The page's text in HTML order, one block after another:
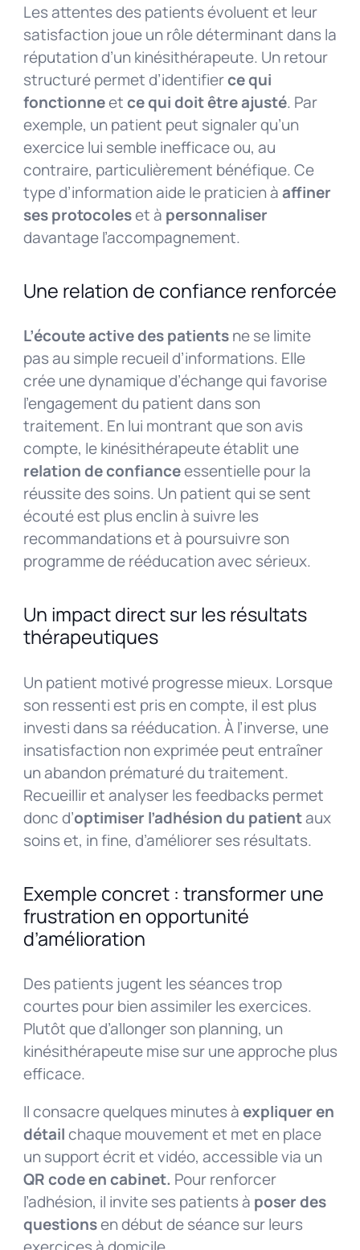
Les attentes des patients évoluent et leur
satisfaction joue un rôle déterminant dans la
réputation d’un kinésithérapeute. Un retour
structuré permet d’identifierce qui
fonctionneetce qui doit être ajusté. Par
exemple, un patient peut signaler qu’un
exercice lui semble inefficace ou, au
contraire, particulièrement bénéfique. Ce
type d’information aide le praticien àaffiner
ses protocoleset à personnaliser
davantage l’accompagnement.
Une relation de confiance renforcée
L’écoute active des patientsne se limite
pas au simple recueil d’informations. Elle
crée une dynamique d’échange qui favorise
l’engagement du patient dans son
traitement. En lui montrant que son avis
compte, le kinésithérapeute établit une
relation de confianceessentielle pour la
réussite des soins. Un patient qui se sent
écouté est plus enclin à suivre les
recommandations et à poursuivre son
programme de rééducation avec sérieux.
Un impact direct sur les résultats
thérapeutiques
Un patient motivé progresse mieux. Lorsque
son ressenti est pris en compte, il est plus
investi dans sa rééducation. À l’inverse, une
insatisfaction non exprimée peut entraîner
un abandon prématuré du traitement.
Recueillir et analyser les feedbacks permet
donc d’optimiser l’adhésion du patientaux
soins et, in fine, d’améliorer ses résultats.
Exemple concret : transformer une
frustration en opportunité
d’amélioration
Des patients jugent les séances trop
courtes pour bien assimiler les exercices.
Plutôt que d’allonger son planning, un
kinésithérapeute mise sur une approche plus
efficace.
Il consacre quelques minutes àexpliquer en
détailchaque mouvement et met en place
un support écrit et vidéo, accessible via un
QR code en cabinet. Pour renforcer
l’adhésion, il invite ses patients à poser des
questionsen début de séance sur leurs